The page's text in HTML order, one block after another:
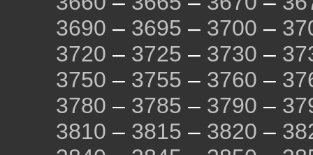
3690 – 3695 – 3700 –
3720 – 3725 – 3730 –
3750 – 3755 – 3760 –
3780 – 3785 – 3790 –
3810 – 3815 – 3820 –